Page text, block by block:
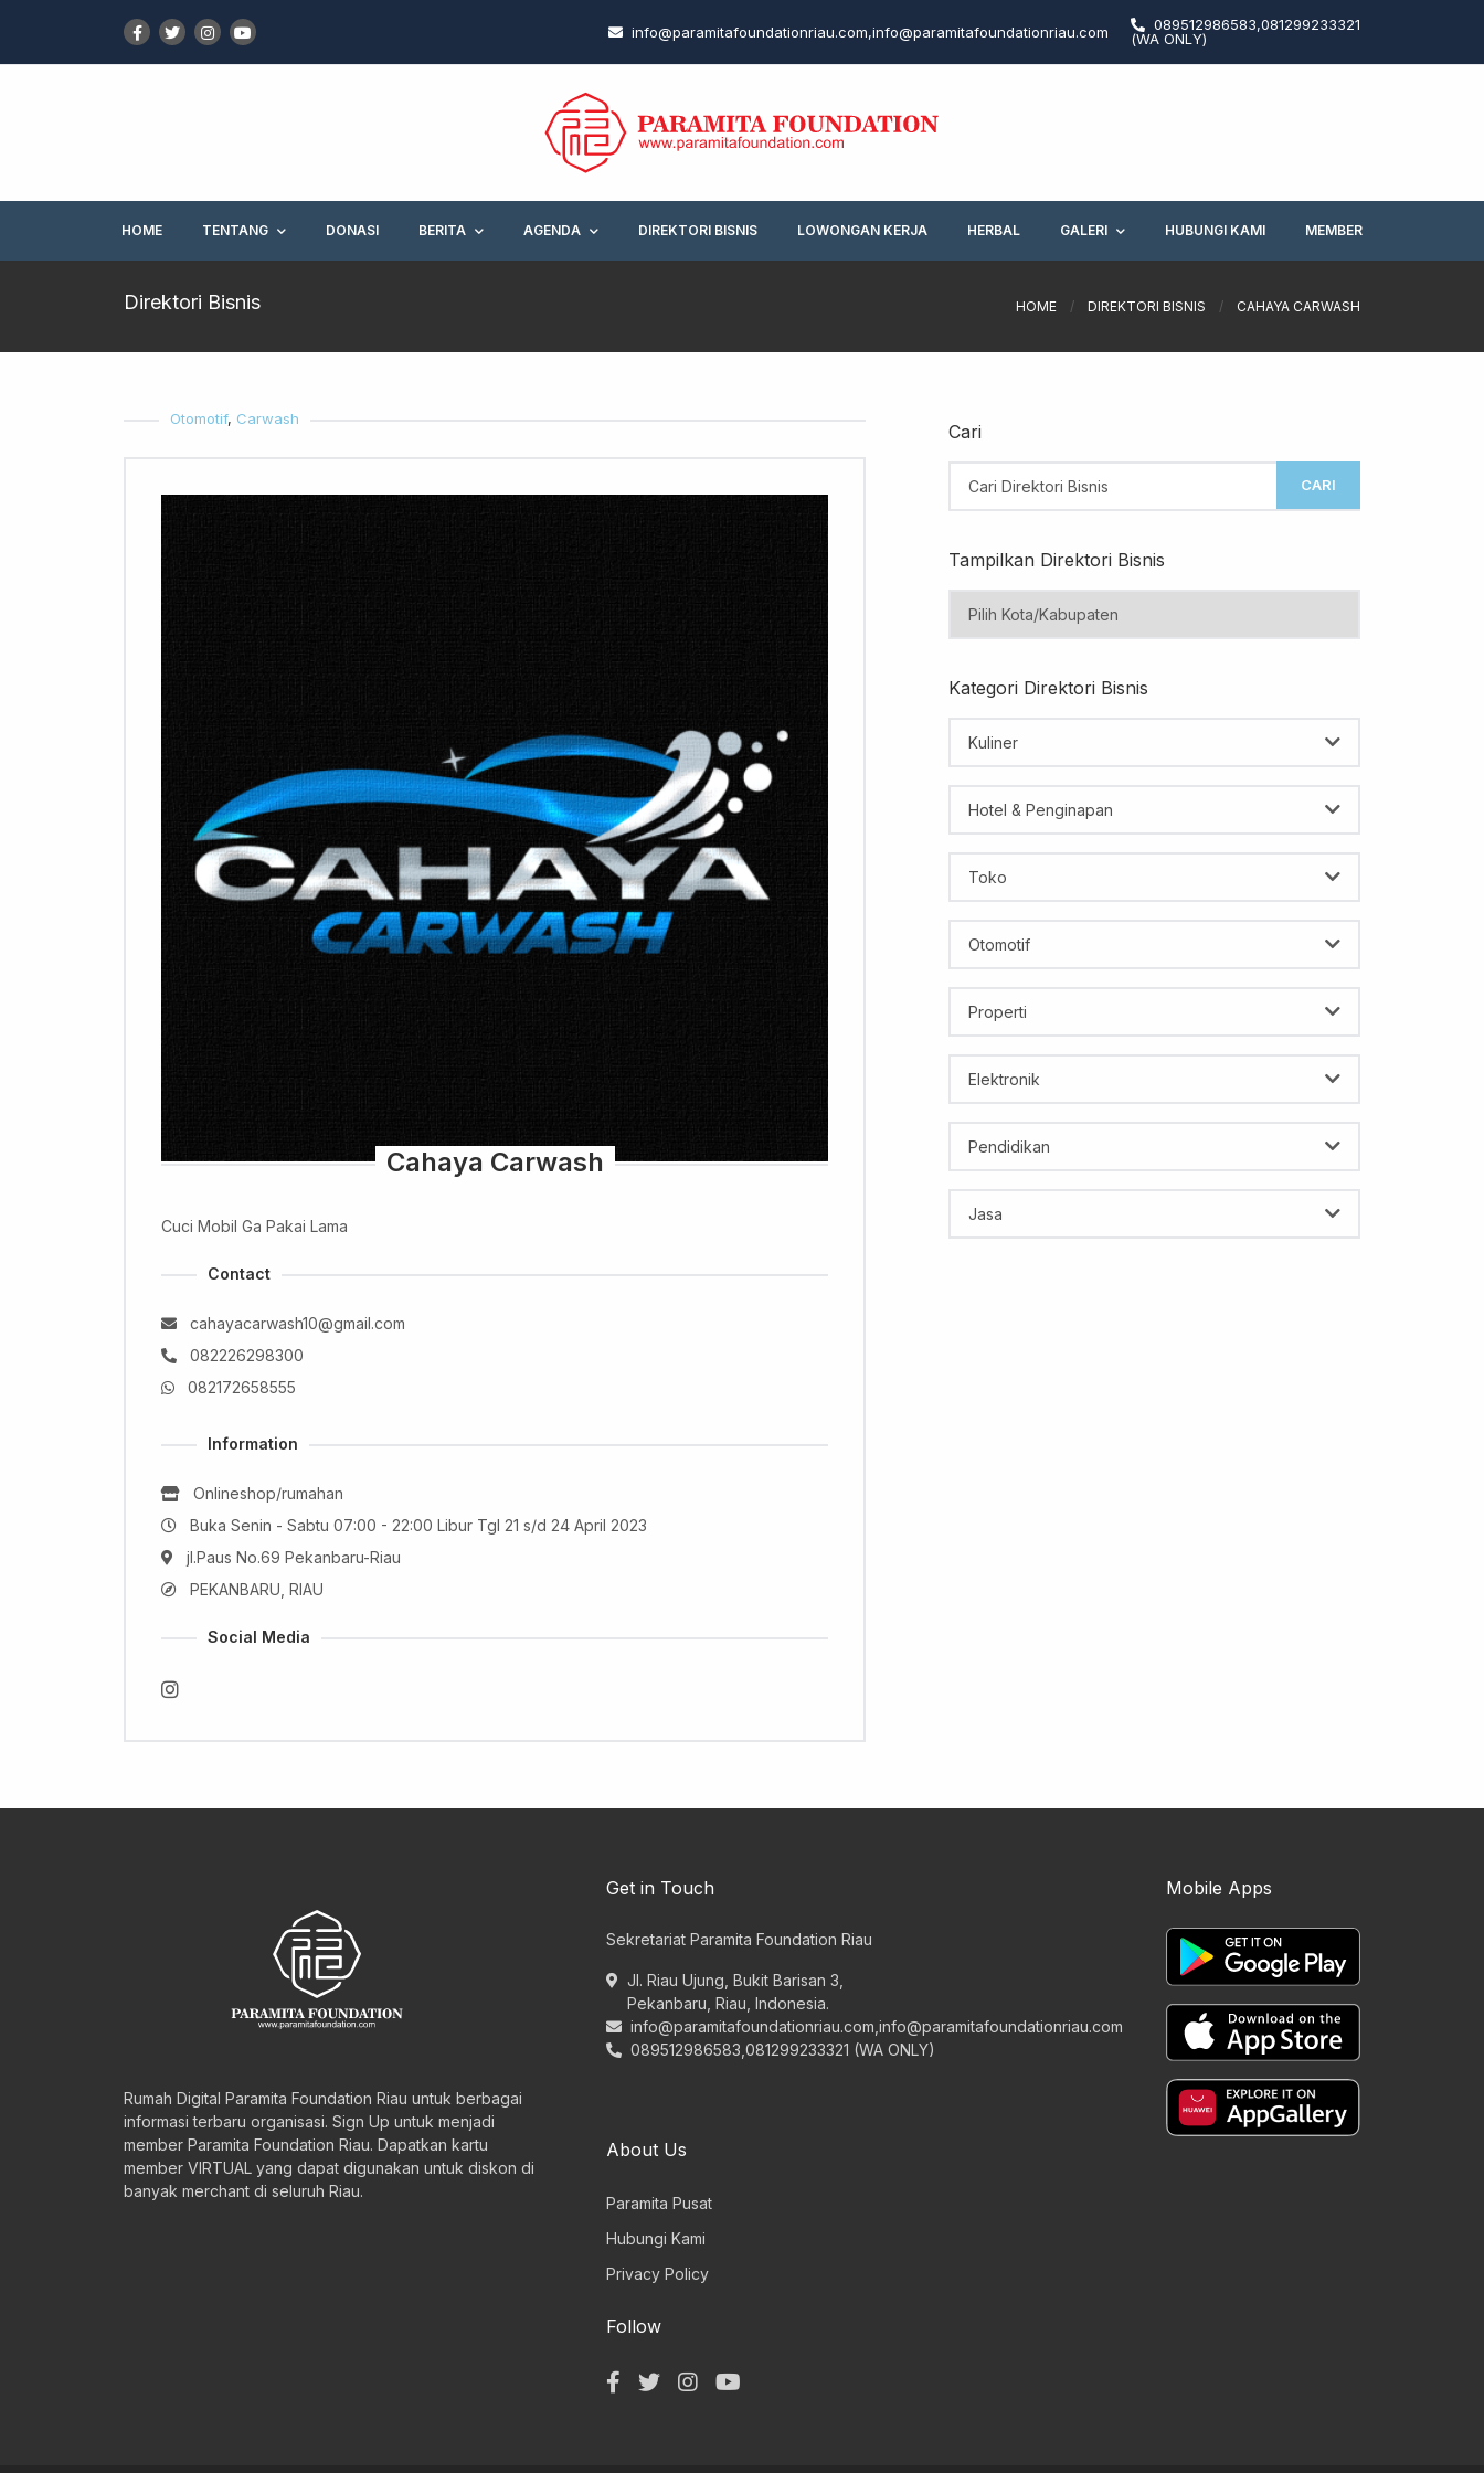
info@paramitafoundationriau.com,info@paramitafoundationriau.com
089512986583,081299233321
(WA ONLY)
HOME TENTANG DONASI BERITA AGENDA DIREKTORI BISNIS LOWONGAN KERJA HERBAL GALERI HUBUNGI KAMI MEMBER
Direktori Bisnis HOME / DIREKTORI BISNIS / CAHAYA CARWASH
Otomotif, Carwash
Cahaya Carwash
Cuci Mobil Ga Pakai Lama
Contact
cahayacarwash10@gmail.com
082226298300
082172658555
Information
Onlineshop/rumahan
Buka Senin - Sabtu 07:00 - 22:00 Libur Tgl 21 s/d 24 April 2023
jl.Paus No.69 Pekanbaru-Riau
PEKANBARU, RIAU
Social Media
Cari
CARI
Tampilkan Direktori Bisnis
Kategori Direktori Bisnis
Kuliner
Hotel & Penginapan
Toko
Otomotif
Properti
Elektronik
Pendidikan
Jasa
Rumah Digital Paramita Foundation Riau untuk berbagai
informasi terbaru organisasi. Sign Up untuk menjadi
member Paramita Foundation Riau. Dapatkan kartu
member VIRTUAL yang dapat digunakan untuk diskon di
banyak merchant di seluruh Riau.
Get in Touch
Sekretariat Paramita Foundation Riau
Jl. Riau Ujung, Bukit Barisan 3,
Pekanbaru, Riau, Indonesia.
info@paramitafoundationriau.com,info@paramitafoundationriau.com
089512986583,081299233321 (WA ONLY)
Mobile Apps
About Us
Paramita Pusat
Hubungi Kami
Privacy Policy
Follow